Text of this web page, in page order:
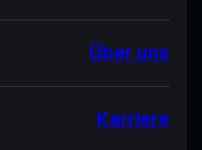
Über uns
Karriere